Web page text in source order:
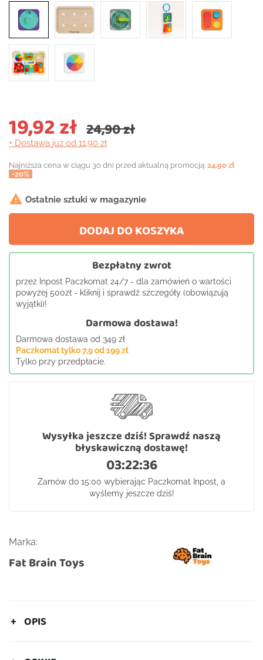
24,90 zł
19,92 zł
+ Dostawa już od 11,90 zł
Najniższa cena w ciągu 30 dni przed aktualną promocją: 24,90 zł
-20%
 Ostatnie sztuki w magazynie
DODAJ DO KOSZYKA
Bezpłatny zwrot
przez Inpost Paczkomat 24/7 - dla zamówień o wartości
powyżej 500zł - kliknij i sprawdź szczegóły (obowiązują
wyjątki)!
Darmowa dostawa!
Darmowa dostawa od 349 zł
Paczkomat tylko 7,9 od 199 zł
Tylko przy przedpłacie.
Wysyłka jeszcze dziś! Sprawdź naszą
błyskawiczną dostawę!
03:22:35
Zamów do 15:00 wybierając Paczkomat Inpost, a
wyślemy jeszcze dziś!
Marka:
Fat Brain Toys
OPIS